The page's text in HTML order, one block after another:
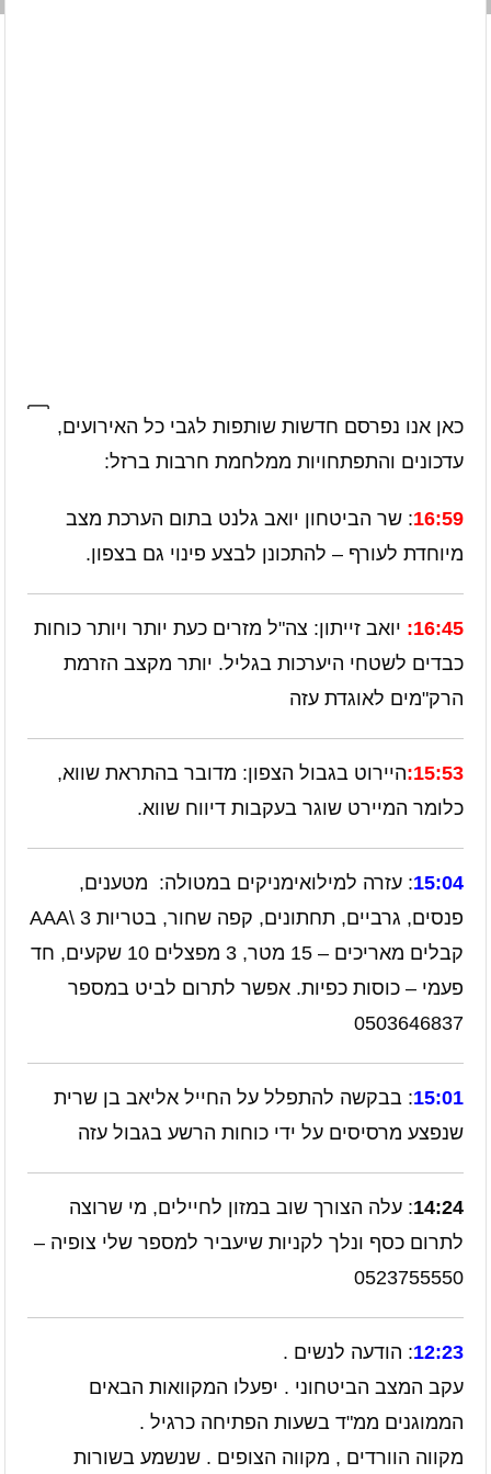
כאן אנו נפרסם חדשות שותפות לגבי כל האירועים,
עדכונים והתפתחויות ממלחמת חרבות ברזל:
16:59: שר הביטחון יואב גלנט בתום הערכת מצב
מיוחדת לעורף – להתכונן לבצע פינוי גם בצפון.
16:45:
יואב זייתון: צה"ל מזרים כעת יותר ויותר כוחות
כבדים לשטחי היערכות בגליל. יותר מקצב הזרמת
הרק"מים לאוגדת עזה
15:53: היירוט בגבול הצפון: מדובר בהתראת שווא,
כלומר המיירט שוגר בעקבות דיווח שווא.
15:04: עזרה למילואימניקים במטולה: מטענים,
פנסים, גרביים, תחתונים, קפה שחור, בטריות AAA\ 3
קבלים מאריכים – 15 מטר, 3 מפצלים 10 שקעים, חד
פעמי – כוסות כפיות. אפשר לתרום לביט במספר
0503646837
15:01: בבקשה להתפלל על החייל אליאב בן שרית
שנפצע מרסיסים על ידי כוחות הרשע בגבול עזה
14:24: עלה הצורך שוב במזון לחיילים, מי שרוצה
לתרום כסף ונלך לקניות שיעביר למספר שלי צופיה –
0523755550
12:23: הודעה לנשים .
עקב המצב הביטחוני . יפעלו המקוואות הבאים
הממוגנים ממ"ד בשעות הפתיחה כרגיל .
מקווה הוורדים , מקווה הצופים . שנשמע בשורות